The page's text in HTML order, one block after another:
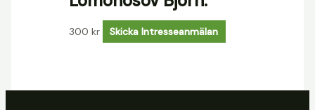
300 kr Skicka Intresseanmälan